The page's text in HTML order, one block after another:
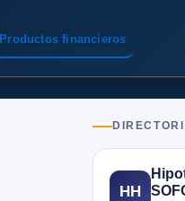
Productos financieros
HH